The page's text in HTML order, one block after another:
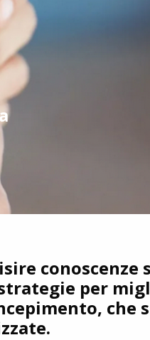
conoscenze
per
che